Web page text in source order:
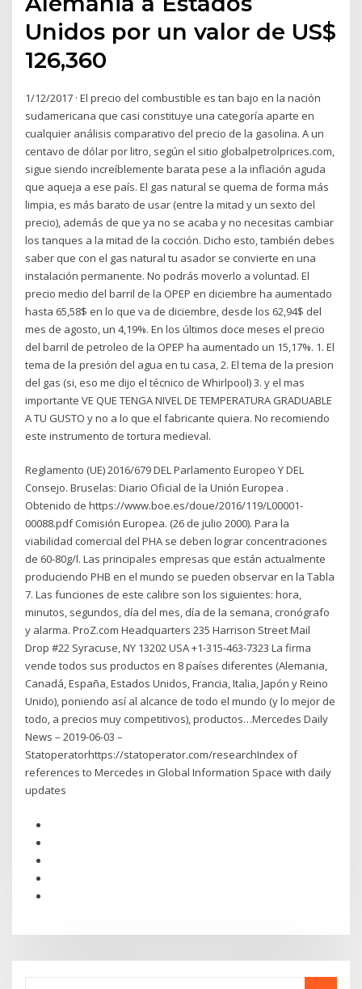
Unidos por un valor de US$
126,360
1/12/2017 · El precio del combustible es tan bajo en la nación
sudamericana que casi constituye una categoría aparte en
cualquier análisis comparativo del precio de la gasolina. A un
centavo de dólar por litro, según el sitio globalpetrolprices.com,
sigue siendo increíblemente barata pese a la inflación aguda
que aqueja a ese país. El gas natural se quema de forma más
limpia, es más barato de usar (entre la mitad y un sexto del
precio), además de que ya no se acaba y no necesitas cambiar
los tanques a la mitad de la cocción. Dicho esto, también debes
saber que con el gas natural tu asador se convierte en una
instalación permanente. No podrás moverlo a voluntad. El
precio medio del barril de la OPEP en diciembre ha aumentado
hasta 65,58$ en lo que va de diciembre, desde los 62,94$ del
mes de agosto, un 4,19%. En los últimos doce meses el precio
del barril de petroleo de la OPEP ha aumentado un 15,17%. 1. El
tema de la presión del agua en tu casa, 2. El tema de la presion
del gas (si, eso me dijo el técnico de Whirlpool) 3. y el mas
importante VE QUE TENGA NIVEL DE TEMPERATURA GRADUABLE
A TU GUSTO y no a lo que el fabricante quiera. No recomiendo
este instrumento de tortura medieval.
Reglamento (UE) 2016/679 DEL Parlamento Europeo Y DEL
Consejo. Bruselas: Diario Oficial de la Unión Europea .
Obtenido de https://www.boe.es/doue/2016/119/L00001-
00088.pdf Comisión Europea. (26 de julio 2000). Para la
viabilidad comercial del PHA se deben lograr concentraciones
de 60-80g/l. Las principales empresas que están actualmente
produciendo PHB en el mundo se pueden observar en la Tabla
7. Las funciones de este calibre son los siguientes: hora,
minutos, segundos, día del mes, día de la semana, cronógrafo
y alarma. ProZ.com Headquarters 235 Harrison Street Mail
Drop #22 Syracuse, NY 13202 USA +1-315-463-7323 La firma
vende todos sus productos en 8 países diferentes (Alemania,
Canadá, España, Estados Unidos, Francia, Italia, Japón y Reino
Unido), poniendo así al alcance de todo el mundo (y lo mejor de
todo, a precios muy competitivos), productos…Mercedes Daily
News – 2019-06-03 –
Statoperatorhttps://statoperator.com/researchIndex of
references to Mercedes in Global Information Space with daily
updates